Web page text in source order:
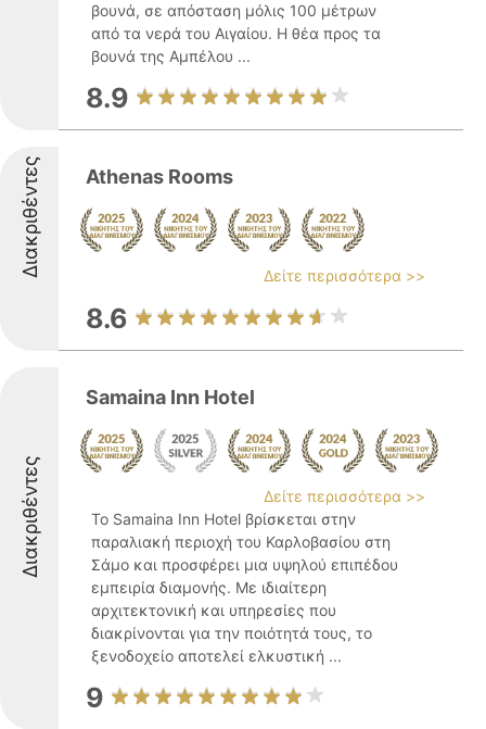
βουνά, σε απόσταση μόλις 100 μέτρων
από τα νερά του Αιγαίου. Η θέα προς τα
βουνά της Αμπέλου ...
8.9
Διακριθέντες Athenas Rooms
Δείτε περισσότερα >>
8.6
Διακριθέντες
Samaina Inn Hotel
Δείτε περισσότερα >>
Το Samaina Inn Hotel βρίσκεται στην
παραλιακή περιοχή του Καρλοβασίου στη
Σάμο και προσφέρει μια υψηλού επιπέδου
εμπειρία διαμονής. Με ιδιαίτερη
αρχιτεκτονική και υπηρεσίες που
διακρίνονται για την ποιότητά τους, το
ξενοδοχείο αποτελεί ελκυστική ...
9